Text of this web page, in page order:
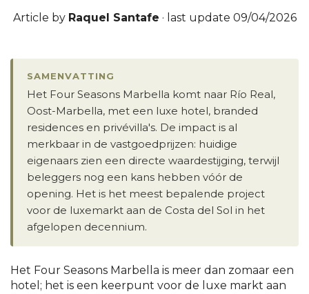
Article by Raquel Santafe · last update 09/04/2026
SAMENVATTING
Het Four Seasons Marbella komt naar Río Real,
Oost-Marbella, met een luxe hotel, branded
residences en privévilla's. De impact is al
merkbaar in de vastgoedprijzen: huidige
eigenaars zien een directe waardestijging, terwijl
beleggers nog een kans hebben vóór de
opening. Het is het meest bepalende project
voor de luxemarkt aan de Costa del Sol in het
afgelopen decennium.
Het Four Seasons Marbella is meer dan zomaar een
hotel; het is een keerpunt voor de luxe markt aan